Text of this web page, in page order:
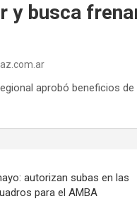
y busca
aprobó beneficios
autorizan subas en las
para el AMBA